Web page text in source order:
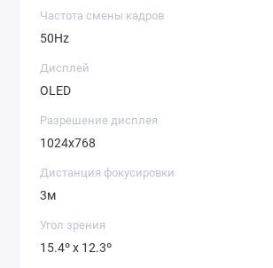
Частота смены кадров
50Hz
Дисплей
OLED
Разрешение дисплея
1024x768
Дистанция фокусировки
3м
Угол зрения
15.4º x 12.3º